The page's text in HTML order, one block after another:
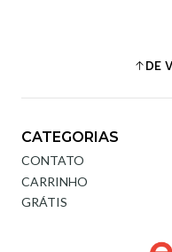
DE
CATEGORIAS
CONTATO
CARRINHO
GRÁTIS